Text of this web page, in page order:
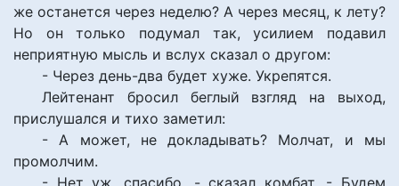
же останется через неделю? А через месяц, к лету?
Но он только подумал так, усилием подавил
неприятную мысль и вслух сказал о другом:
- Через день-два будет хуже. Укрепятся.
Лейтенант бросил беглый взгляд на выход,
прислушался и тихо заметил:
- А может, не докладывать? Молчат, и мы
промолчим.
- Нет уж, спасибо, - сказал комбат. - Будем